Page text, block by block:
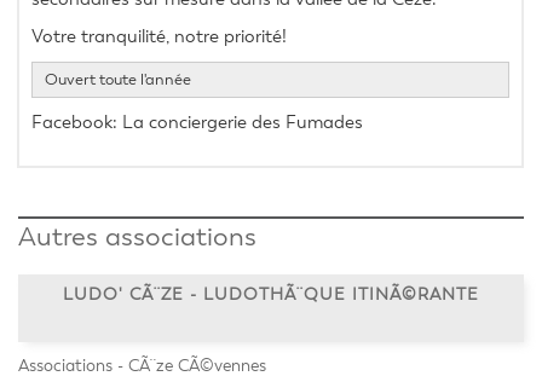
Votre tranquilité, notre priorité!
Ouvert toute l'année
Facebook: La conciergerie des Fumades
Autres associations
LUDO' CÃ¨ZE - LUDOTHÃ¨QUE ITINÃ©RANTE
Associations - CÃ¨ze CÃ©vennes